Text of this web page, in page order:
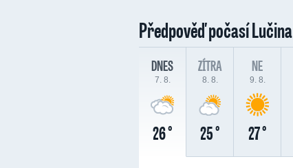
Předpověď počasíLučina
DNES
7. 8.
26 °
ZÍTRA
8. 8.
25 °
NE
9. 8.
27 °